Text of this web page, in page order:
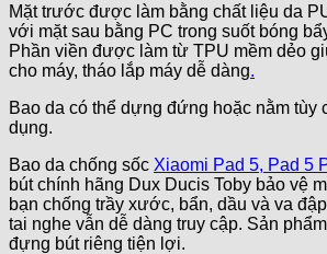
Mặt trước được làm bằng chất liệu da
với mặt sau bằng PC trong suốt bóng
Phần viền được làm từ TPU mềm dẻo
cho máy, tháo lắp máy dễ dàng.
Bao da có thể dựng đứng hoặc nằm tùy
dụng.
Bao da chống sốc Xiaomi Pad 5, Pad 5
bút chính hãng Dux Ducis Toby bảo vệ
bạn chống trầy xước, bẩn, dầu và va
tai nghe vẫn dễ dàng truy cập. Sản
đựng bút riêng tiện lợi.